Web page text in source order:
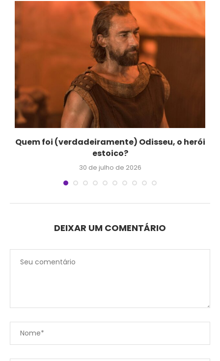
Quem foi (verdadeiramente) Odisseu, o herói
estoico?
30 de julho de 2026
DEIXAR UM COMENTÁRIO